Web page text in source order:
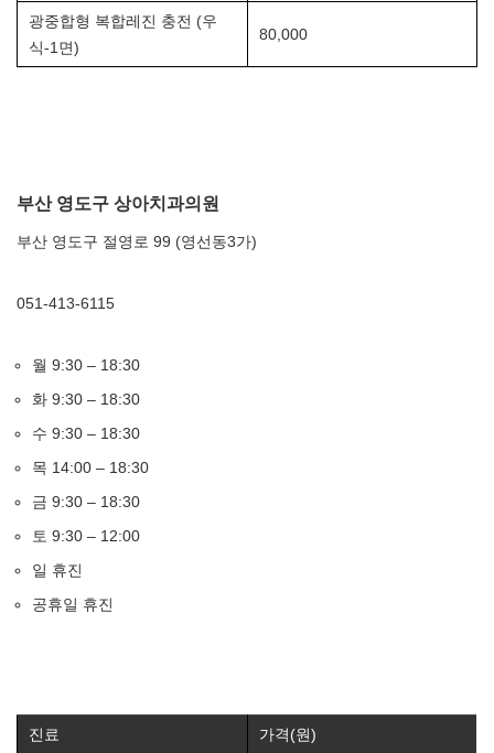
광중합형 복합레진 충전 (우
식-1면)
80,000
부산 영도구 상아치과의원
부산 영도구 절영로 99 (영선동3가)
051-413-6115
월 9:30 – 18:30
화 9:30 – 18:30
수 9:30 – 18:30
목 14:00 – 18:30
금 9:30 – 18:30
토 9:30 – 12:00
일 휴진
공휴일 휴진
진료 가격(원)